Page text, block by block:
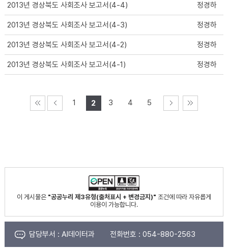
2013년 경상북도 사회조사 보고서(4-4) 정경하
2013년 경상북도 사회조사 보고서(4-3) 정경하
2013년 경상북도 사회조사 보고서(4-2) 정경하
2013년 경상북도 사회조사 보고서(4-1) 정경하
1 2 3 4 5
이 게시물은 "공공누리 제3유형(출처표시 + 변경금지)" 조건에 따라 자유롭게
이용이 가능합니다.
담당부서 : AI데이터과 전화번호 : 054-880-2563